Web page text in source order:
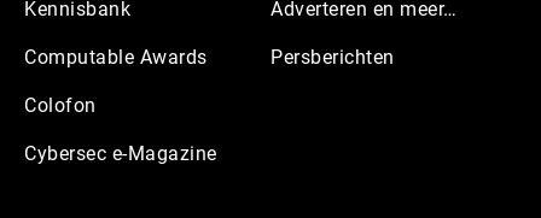
Kennisbank
Computable Awards
Colofon
Cybersec e-Magazine
Adverteren en meer…
Persberichten